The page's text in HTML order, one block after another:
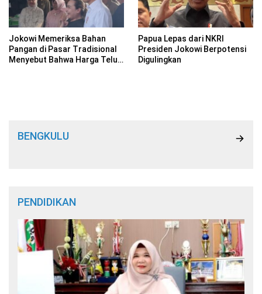
Jokowi Memeriksa Bahan
Pangan di Pasar Tradisional
Menyebut Bahwa Harga Telur
Papua Lepas dari NKRI
Presiden Jokowi Berpotensi
Digulingkan
BENGKULU
PENDIDIKAN